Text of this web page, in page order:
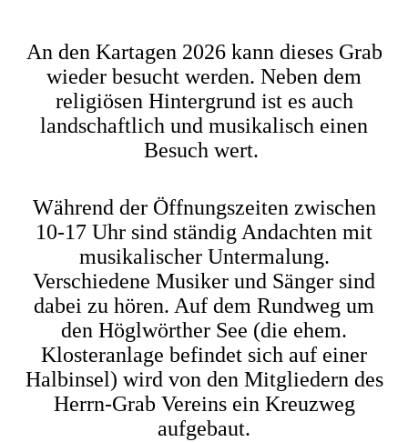
An den Kartagen 2026 kann dieses Grab
wieder besucht werden. Neben dem
religiösen Hintergrund ist es auch
landschaftlich und musikalisch einen
Besuch wert.
Während der Öffnungszeiten zwischen
10-17 Uhr sind ständig Andachten mit
musikalischer Untermalung.
Verschiedene Musiker und Sänger sind
dabei zu hören. Auf dem Rundweg um
den Höglwörther See (die ehem.
Klosteranlage befindet sich auf einer
Halbinsel) wird von den Mitgliedern des
Herrn-Grab Vereins ein Kreuzweg
aufgebaut.